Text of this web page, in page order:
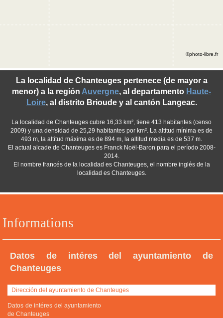
Informations
Datos de intéres del ayuntamiento de
Chanteuges
Dirección del ayuntamiento de Chanteuges
Datos de intéres del ayuntamiento
de Chanteuges
La localidad de Chanteuges pertenece (de mayor a
menor) a la región Auvergne, al departamento Haute-
Loire, al distrito Brioude y al cantón Langeac.
La localidad de Chanteuges cubre 16,33 km², tiene 413 habitantes (censo
2009) y una densidad de 25,29 habitantes por km². La altitud mínima es de
493 m, la altitud máxima es de 894 m, la altitud media es de 537 m.
El actual alcade de Chanteuges es Franck Noël-Baron para el período 2008-
2014.
El nombre francés de la localidad es Chanteuges, el nombre inglés de la
localidad es Chanteuges.
©photo-libre.fr